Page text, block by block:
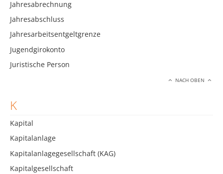
Jahresabrechnung
Jahresabschluss
Jahresarbeitsentgeltgrenze
Jugendgirokonto
Juristische Person
NACH OBEN
K
Kapital
Kapitalanlage
Kapitalanlagegesellschaft (KAG)
Kapitalgesellschaft